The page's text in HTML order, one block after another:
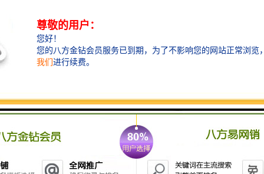
率提高，故障率低，寿命长，性能价格比合理。
4.双站踏板控制，方便快捷，机械结构
5.采用电子振荡器管，输出稳定可靠。
8.采用助推器滚筒，融合后可同步切割，一次成型.